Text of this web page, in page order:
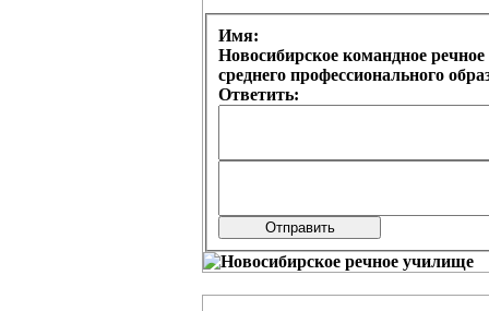
Имя:
Новосибирское командное
среднего профессионального
Ответить: